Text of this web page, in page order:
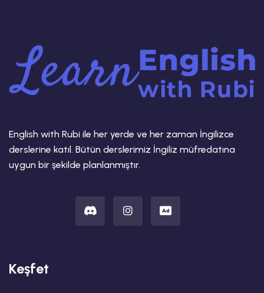
English with Rubi ile her yerde ve her zaman İngilizce
derslerine katıl. Bütün derslerimiz İngiliz müfredatına
uygun bir şekilde planlanmıştır.
Keşfet